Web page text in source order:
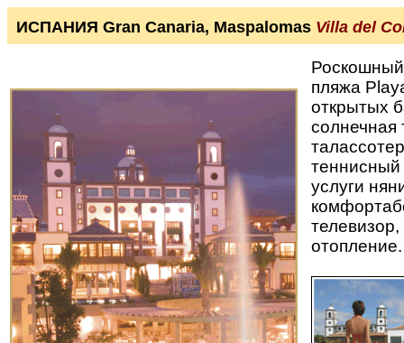
ИСПАНИЯ Gran Canaria, Maspalomas Villa del
пляжа
открытых
солнечная
теннисный
услуги